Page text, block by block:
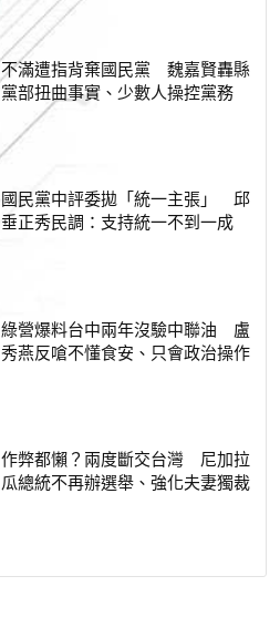
不滿遭指背棄國民黨 魏嘉賢轟縣
黨部扭曲事實、少數人操控黨務
國民黨中評委拋「統一主張」 邱
垂正秀民調：支持統一不到一成
綠營爆料台中兩年沒驗中聯油 盧
秀燕反嗆不懂食安、只會政治操作
作弊都懶？兩度斷交台灣 尼加拉
瓜總統不再辦選舉、強化夫妻獨裁